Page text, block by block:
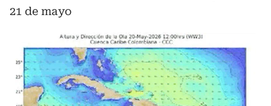
21 de mayo